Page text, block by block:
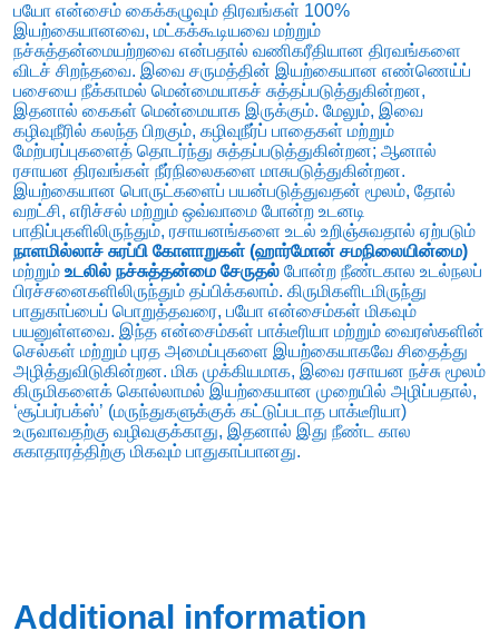
பயோ என்சைம் கைக்கழுவும் திரவங்கள் 100%
இயற்கையானவை, மட்கக்கூடியவை மற்றும்
நச்சுத்தன்மையற்றவை என்பதால் வணிகரீதியான திரவங்களை
விடச் சிறந்தவை. இவை சருமத்தின் இயற்கையான எண்ணெய்ப்
பசையை நீக்காமல் மென்மையாகச் சுத்தப்படுத்துகின்றன,
இதனால் கைகள் மென்மையாக இருக்கும். மேலும், இவை
கழிவுநீரில் கலந்த பிறகும், கழிவுநீர்ப் பாதைகள் மற்றும்
மேற்பரப்புகளைத் தொடர்ந்து சுத்தப்படுத்துகின்றன; ஆனால்
ரசாயன திரவங்கள் நீர்நிலைகளை மாசுபடுத்துகின்றன.
இயற்கையான பொருட்களைப் பயன்படுத்துவதன் மூலம், தோல்
வறட்சி, எரிச்சல் மற்றும் ஒவ்வாமை போன்ற உடனடி
பாதிப்புகளிலிருந்தும், ரசாயனங்களை உடல் உறிஞ்சுவதால் ஏற்படும்
நாளமில்லாச் சுரப்பி கோளாறுகள் (ஹார்மோன் சமநிலையின்மை)
மற்றும் உடலில் நச்சுத்தன்மை சேருதல் போன்ற நீண்டகால உடல்நலப்
பிரச்சனைகளிலிருந்தும் தப்பிக்கலாம். கிருமிகளிடமிருந்து
பாதுகாப்பைப் பொறுத்தவரை, பயோ என்சைம்கள் மிகவும்
பயனுள்ளவை. இந்த என்சைம்கள் பாக்டீரியா மற்றும் வைரஸ்களின்
செல்கள் மற்றும் புரத அமைப்புகளை இயற்கையாகவே சிதைத்து
அழித்துவிடுகின்றன. மிக முக்கியமாக, இவை ரசாயன நச்சு மூலம்
கிருமிகளைக் கொல்லாமல் இயற்கையான முறையில் அழிப்பதால்,
‘சூப்பர்பக்ஸ்’ (மருந்துகளுக்குக் கட்டுப்படாத பாக்டீரியா)
உருவாவதற்கு வழிவகுக்காது, இதனால் இது நீண்ட கால
சுகாதாரத்திற்கு மிகவும் பாதுகாப்பானது.
Additional information